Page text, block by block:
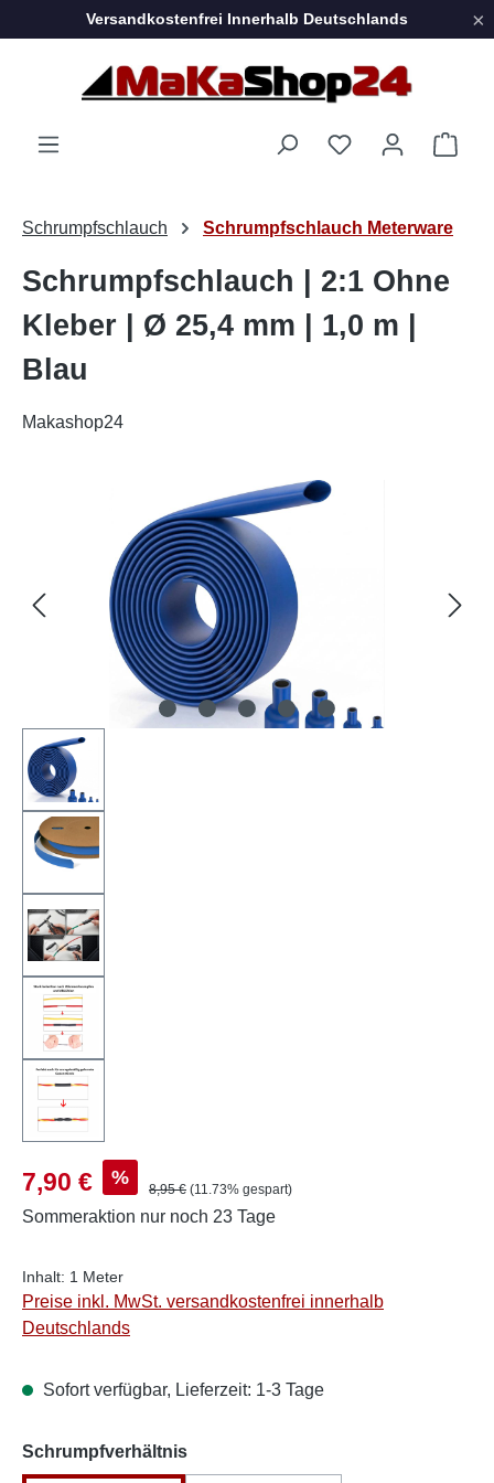
Zum Hauptinhalt springen
Versandkostenfrei Innerhalb Deutschlands ×
Schrumpfschlauch Schrumpfschlauch Meterware
Schrumpfschlauch | 2:1 Ohne
Kleber | Ø 25,4 mm | 1,0 m |
Blau
Makashop24
Verkaufspreis:
7,90 € % Regulärer Preis:
8,95 € (11.73% gespart)
Sommeraktion nur noch 23 Tage
Inhalt: 1 Meter
Preise inkl. MwSt. versandkostenfrei innerhalb
Deutschlands
Sofort verfügbar, Lieferzeit: 1-3 Tage
Schrumpfverhältnisauswählen